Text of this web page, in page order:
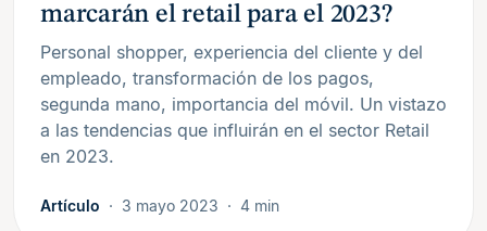
marcarán el retail para el 2023?
Personal shopper, experiencia del cliente y del
empleado, transformación de los pagos,
segunda mano, importancia del móvil. Un vistazo
a las tendencias que influirán en el sector Retail
en 2023.
Artículo 3 mayo 2023 4 min